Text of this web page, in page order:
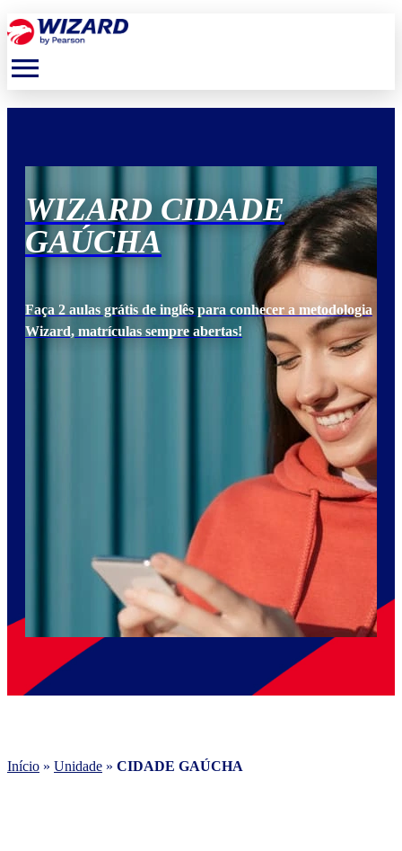
menu
WIZARD CIDADE
GAÚCHA
Faça 2 aulas grátis de inglês para conhecer a metodologia
Wizard, matrículas sempre abertas!
Início » Unidade » CIDADE GAÚCHA